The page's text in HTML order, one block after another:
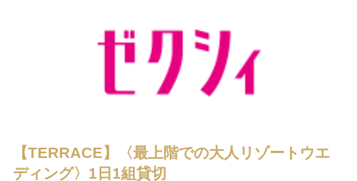
【TERRACE】〈最上階での大人リゾートウエ
ディング〉1日1組貸切